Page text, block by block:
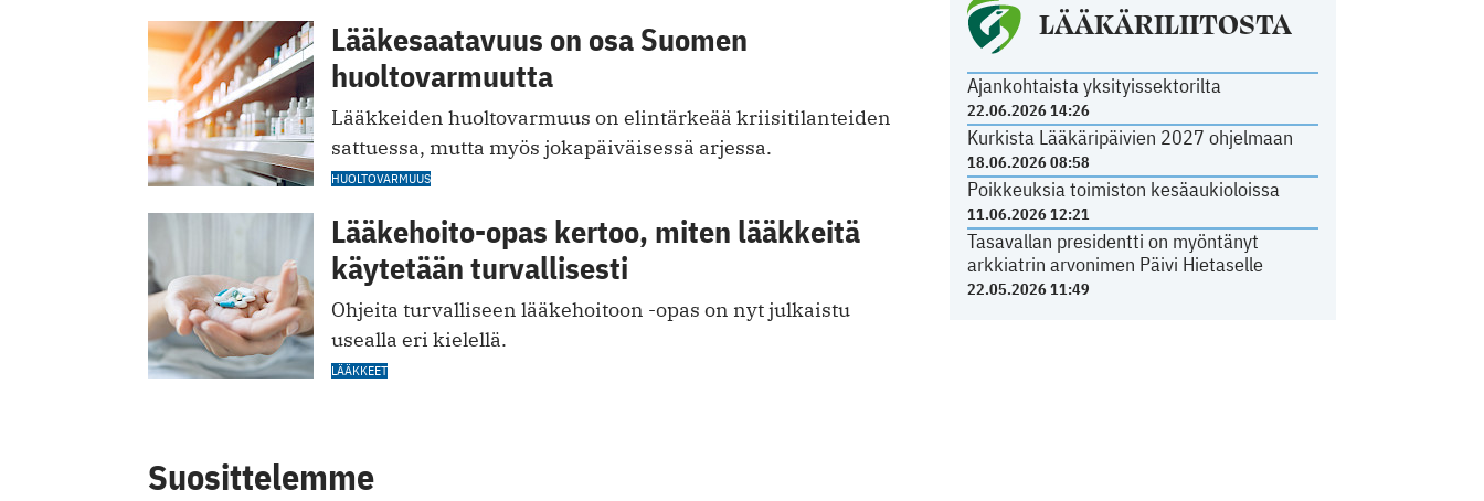
LÄÄKÄRILIITOSTA
Ajankohtaista yksityissektorilta
22.06.2026 14:26
Kurkista Lääkäripäivien 2027 ohjelmaan
18.06.2026 08:58
Poikkeuksia toimiston kesäaukioloissa
11.06.2026 12:21
Tasavallan presidentti on myöntänyt
arkkiatrin arvonimen Päivi Hietaselle
22.05.2026 11:49
Lääkesaatavuus on osa Suomen
huoltovarmuutta
Lääkkeiden huoltovarmuus on elintärkeää kriisitilanteiden
sattuessa, mutta myös jokapäiväisessä arjessa.
HUOLTOVARMUUS
Lääkehoito-opas kertoo, miten lääkkeitä
käytetään turvallisesti
Ohjeita turvalliseen lääkehoitoon -opas on nyt julkaistu
usealla eri kielellä.
LÄÄKKEET
Suosittelemme